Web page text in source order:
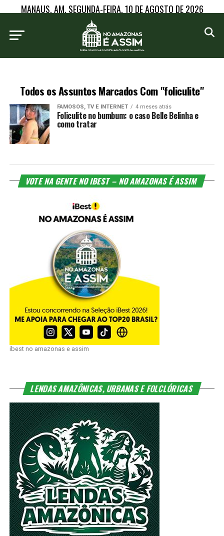
MANAUS, AM, SEGUNDA-FEIRA, 10 DE AGOSTO DE 2026
Todos os Assuntos Marcados Com "foliculite"
FAMOSOS, TV E INTERNET 4 meses atrás
Foliculite no bumbum: o caso Belle Belinha e
como tratar
VOTE NA GENTE NO IBEST – NO AMAZONAS É ASSIM
ibest no amazonas e assim
LENDAS AMAZÔNICAS, URBANAS E FOLCLÓRICAS